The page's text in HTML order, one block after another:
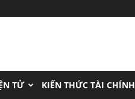
TỬ KIẾN THỨC TÀI CHÍNH